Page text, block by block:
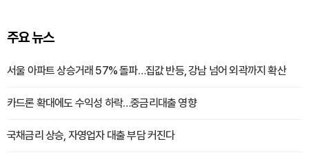
주요 뉴스
서울 아파트 상승거래 57% 돌파…집값 반등, 강남 넘어 외곽까지 확산
카드론 확대에도 수익성 하락…중금리대출 영향
국채금리 상승, 자영업자 대출 부담 커진다